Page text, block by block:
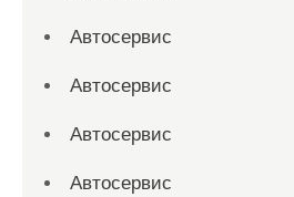
Автосервис
Автосервис
Автосервис
Автосервис